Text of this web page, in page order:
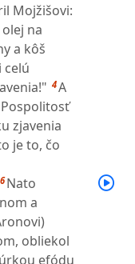
Mojžišovi:
na
a kôš
celú
4A
zjavenia
je to, čo
6 Nato
a
obliekol
efódu